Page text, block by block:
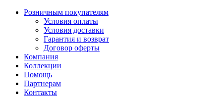
Розничным покупателям
Условия оплаты
Условия доставки
Гарантия и возврат
Договор оферты
Компания
Коллекции
Помощь
Партнерам
Контакты